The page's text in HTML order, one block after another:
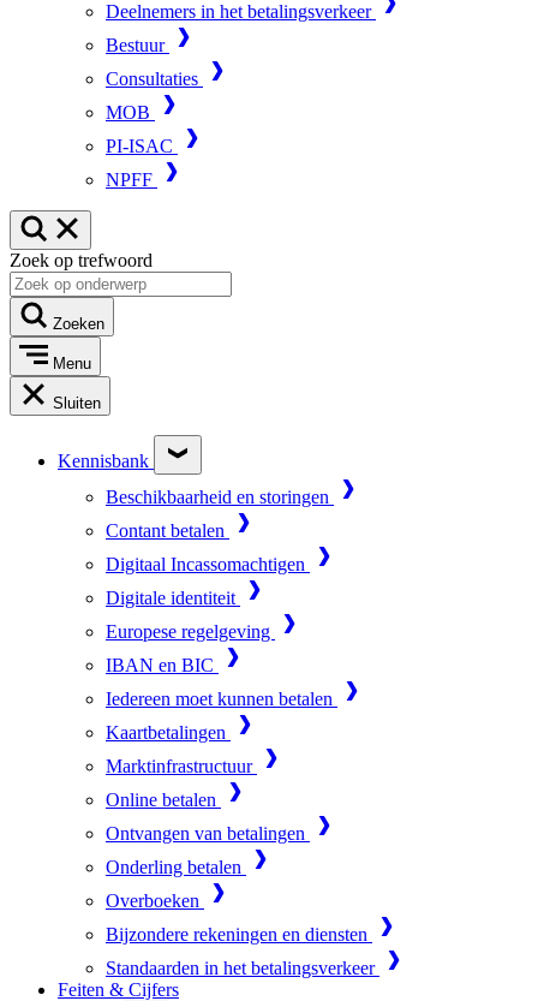
Deelnemers in het betalingsverkeer
Bestuur
Consultaties
MOB
PI-ISAC
NPFF
Zoek op trefwoord
Zoeken
Menu
Sluiten
Kennisbank
Beschikbaarheid en storingen
Contant betalen
Digitaal Incassomachtigen
Digitale identiteit
Europese regelgeving
IBAN en BIC
Iedereen moet kunnen betalen
Kaartbetalingen
Marktinfrastructuur
Online betalen
Ontvangen van betalingen
Onderling betalen
Overboeken
Bijzondere rekeningen en diensten
Standaarden in het betalingsverkeer
Feiten & Cijfers